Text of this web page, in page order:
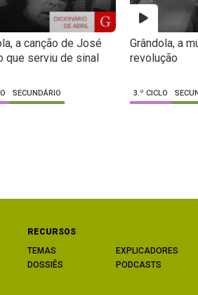
a canção de José
que serviu de sinal
SECUNDÁRIO
Grândola, a
revolução
3.º CICLO
RECURSOS
TEMAS
DOSSIÊS
EXPLICADORES
PODCASTS